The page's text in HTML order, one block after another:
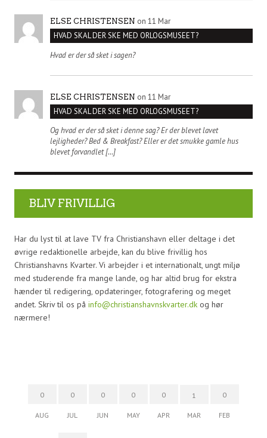
ELSE CHRISTENSEN on 11 Mar
HVAD SKAL DER SKE MED ORLOGSMUSEET?
Hvad er der så sket i sagen?
ELSE CHRISTENSEN on 11 Mar
HVAD SKAL DER SKE MED ORLOGSMUSEET?
Og hvad er der så sket i denne sag? Er der blevet lavet
lejligheder? Bed & Breakfast? Eller er det smukke gamle hus
blevet forvandlet […]
BLIV FRIVILLIG
Har du lyst til at lave TV fra Christianshavn eller deltage i det
øvrige redaktionelle arbejde, kan du blive frivillig hos
Christianshavns Kvarter. Vi arbejder i et internationalt, ungt miljø
med studerende fra mange lande, og har altid brug for ekstra
hænder til redigering, opdateringer, fotografering og meget
andet. Skriv til os på info@christianshavnskvarter.dk og hør
nærmere!
0
AUG
0
JUL
0
JUN
0
MAY
0
APR
1
MAR
0
FEB